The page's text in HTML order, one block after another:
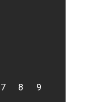
7 8 9